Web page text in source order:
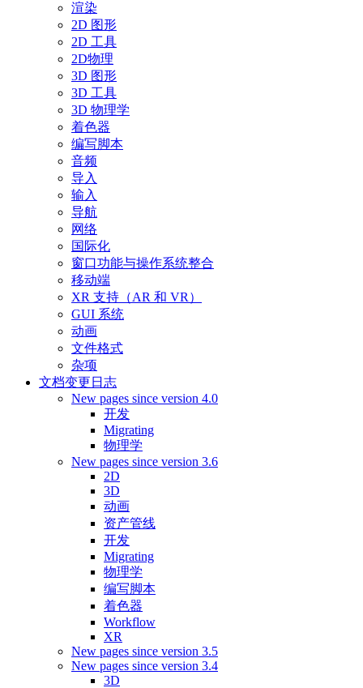
渲染
2D 图形
2D 工具
2D物理
3D 图形
3D 工具
3D 物理学
着色器
编写脚本
音频
导入
输入
导航
网络
国际化
窗口功能与操作系统整合
移动端
XR 支持（AR 和 VR）
GUI 系统
动画
文件格式
杂项
文档变更日志
New pages since version 4.0
开发
Migrating
物理学
New pages since version 3.6
2D
3D
动画
资产管线
开发
Migrating
物理学
编写脚本
着色器
Workflow
XR
New pages since version 3.5
New pages since version 3.4
3D